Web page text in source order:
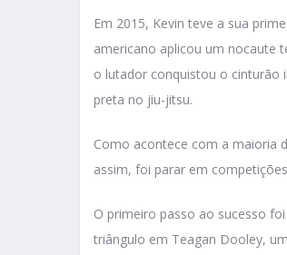
Em 2015, Kevin teve a sua
americano aplicou um nocaute
o lutador conquistou o cinturão
preta no jiu-jitsu.
Como acontece com a maioria
assim, foi parar em
O primeiro passo ao sucesso
triângulo em Teagan Dooley,